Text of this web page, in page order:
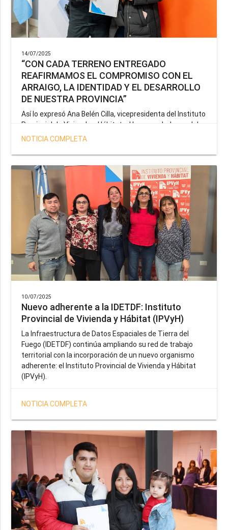
14/07/2025
“CON CADA TERRENO ENTREGADO
REAFIRMAMOS EL COMPROMISO CON EL
ARRAIGO, LA IDENTIDAD Y EL DESARROLLO
DE NUESTRA PROVINCIA”
Así lo expresó Ana Belén Cilla, vicepresidenta del Instituto
Provincial de Vivienda y Hábitat, al hacer un balance del
trabajo del organismo en el marco de la operatoria
salud y seguridad impulsada por el gobernador Gustavo
Melella.
NOTICIA COMPLETA
10/07/2025
Nuevo adherente a la IDETDF: Instituto
Provincial de Vivienda y Hábitat (IPVyH)
La Infraestructura de Datos Espaciales de Tierra del
Fuego (IDETDF) continúa ampliando su red de trabajo
territorial con la incorporación de un nuevo organismo
adherente: el Instituto Provincial de Vivienda y Hábitat
(IPVyH).
NOTICIA COMPLETA